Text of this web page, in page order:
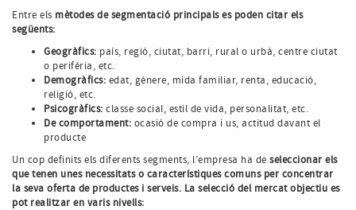
Entre els mètodes de segmentació principals es poden citar els
següents:
Geogràfics: país, regió, ciutat, barri, rural o urbà, centre ciutat
o perifèria, etc.
Demogràfics: edat, gènere, mida familiar, renta, educació,
religió, etc.
Psicogràfics: classe social, estil de vida, personalitat, etc.
De comportament: ocasió de compra i us, actitud davant el
producte
Un cop definits els diferents segments, l’empresa ha de seleccionar els
que tenen unes necessitats o característiques comuns per concentrar
la seva oferta de productes i serveis. La selecció del mercat objectiu es
pot realitzar en varis nivells: